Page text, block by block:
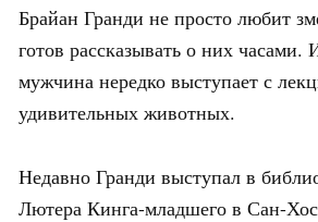
Брайан Гранди не просто любит
готов рассказывать о них
мужчина нередко выступает с
удивительных животных.
Недавно Гранди выступал в
Лютера Кинга-младшего в Сан-